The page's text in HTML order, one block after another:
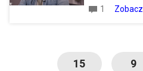
1
15 9